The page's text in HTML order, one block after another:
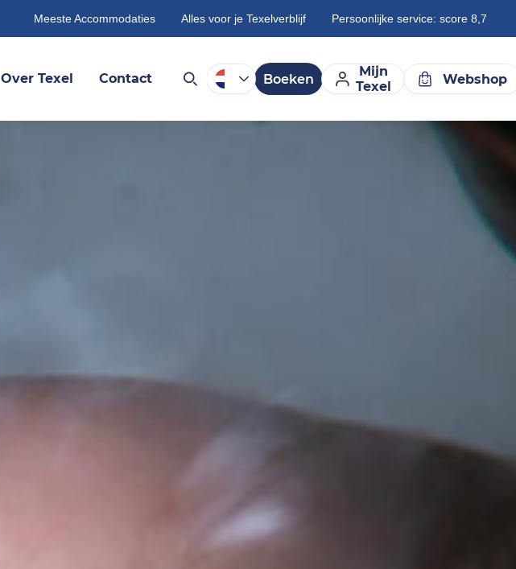
Meeste Accommodaties Alles voor je Texelverblijf Persoonlijke service: score 8,7
Over Texel Contact Boeken
Mijn
Texel
Webshop